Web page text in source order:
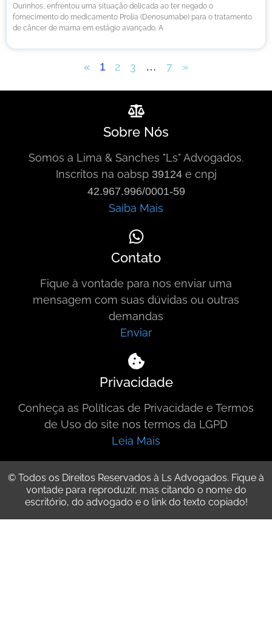
Ourinhos, enfrentou uma situação delicada ao ter negado o
fornecimento do medicamento Prolia (Denosumabe) para o tratamento
de câncer de mama em estágio avançado. A
« 1 2 3 … 7 »
Sobre Nós
Somos a Lima & Sanches "Ls" Advogados.
Inscritos na oabsp 39124e cnpj
42.967.996/0001-59
Saiba Mais
Contato
Fique à vontade para nos enviar uma
mensagem com suas dúvidas ou outras
demandas
Enviar
Privacidade
Conheça as Políticas de Privacidade e Termos
de Uso do site nos termos da LGPD
Leia Mais
© Todos os Direitos Reservados à Ls Advogados. Fique à
vontade para reproduzir, mas citando o nome do
escritório, do advogado e o link do texto copiado!